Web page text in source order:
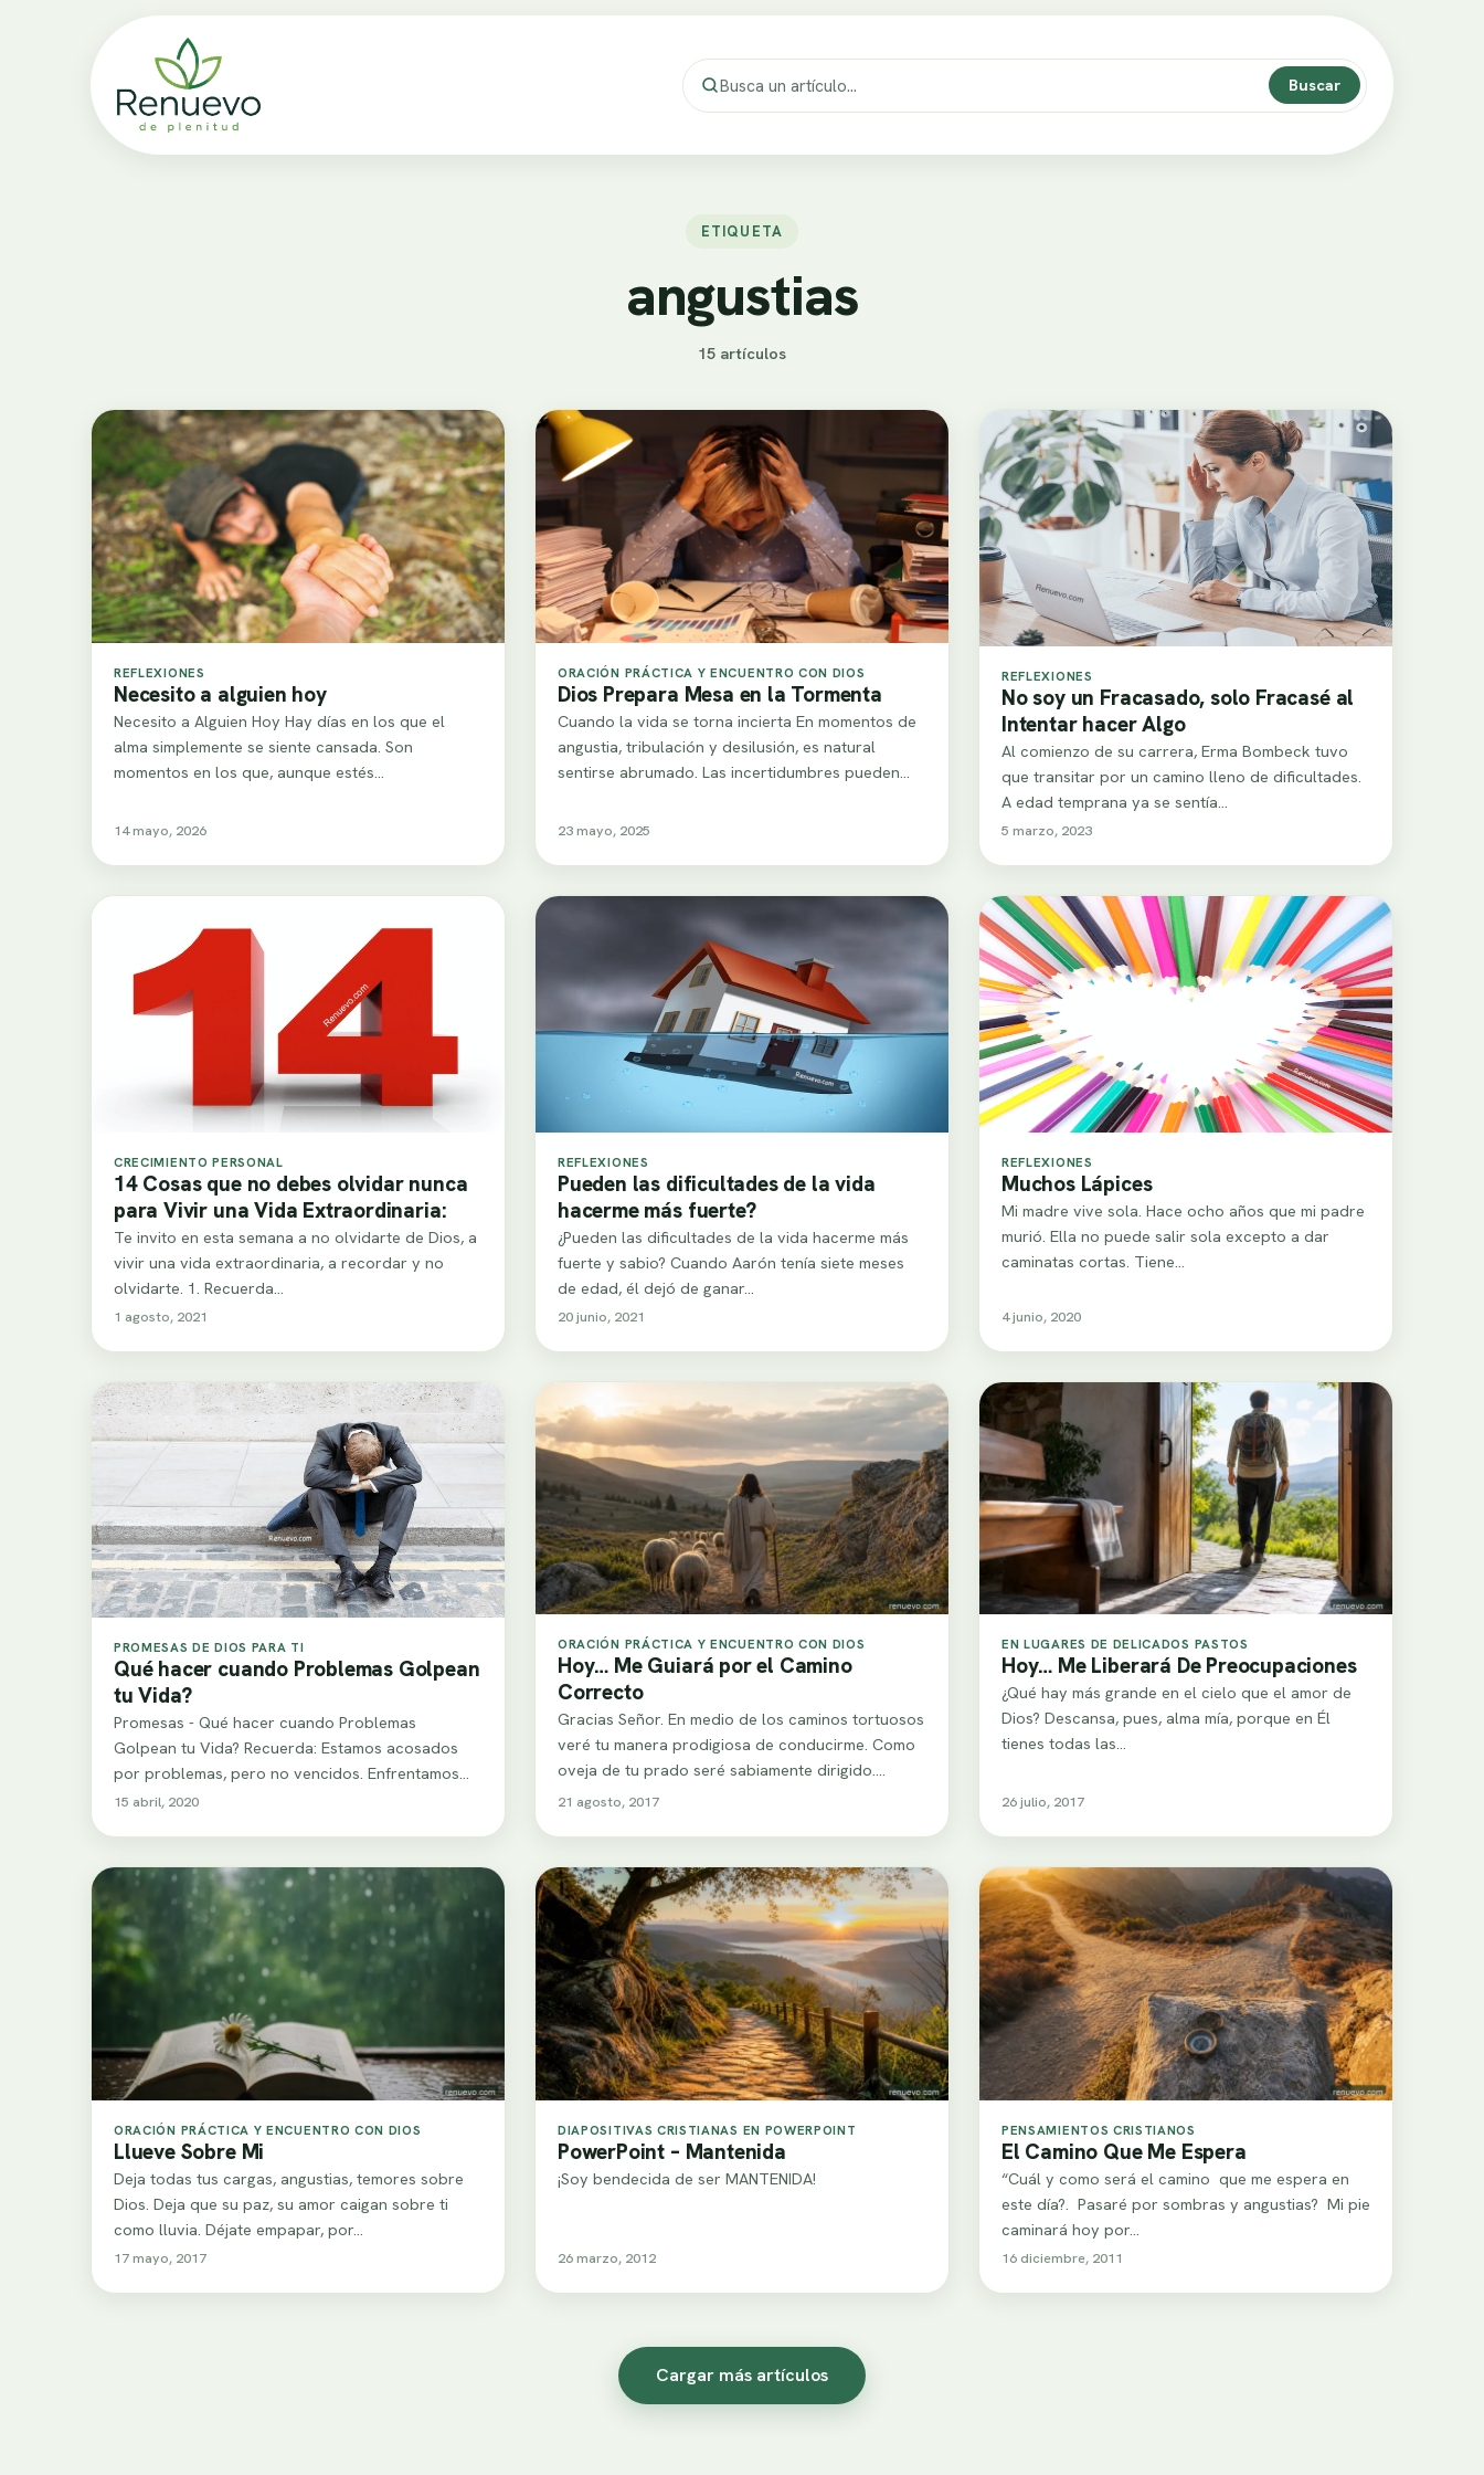
Buscar
ETIQUETA
angustias
15 artículos
REFLEXIONES
Necesito a alguien hoy
Necesito a Alguien Hoy Hay días en los que el
alma simplemente se siente cansada. Son
momentos en los que, aunque estés…
14 mayo, 2026
ORACIÓN PRÁCTICA Y ENCUENTRO CON DIOS
Dios Prepara Mesa en la Tormenta
Cuando la vida se torna incierta En momentos de
angustia, tribulación y desilusión, es natural
sentirse abrumado. Las incertidumbres pueden
23 mayo, 2025
REFLEXIONES
No soy un Fracasado, solo Fracasé al
Intentar hacer Algo
Al comienzo de su carrera, Erma Bombeck tuvo
que transitar por un camino lleno de dificultades.
A edad temprana ya se sentía…
5 marzo, 2023
CRECIMIENTO PERSONAL
14 Cosas que no debes olvidar nunca
para Vivir una Vida Extraordinaria:
Te invito en esta semana a no olvidarte de Dios, a
vivir una vida extraordinaria, a recordar y no
olvidarte. 1. Recuerda…
1 agosto, 2021
REFLEXIONES
Pueden las dificultades de la vida
hacerme más fuerte?
¿Pueden las dificultades de la vida hacerme más
fuerte y sabio? Cuando Aarón tenía siete meses
de edad, él dejó de ganar…
20 junio, 2021
REFLEXIONES
Muchos Lápices
Mi madre vive sola. Hace ocho años que mi padre
murió. Ella no puede salir sola excepto a dar
caminatas cortas. Tiene…
4 junio, 2020
PROMESAS DE DIOS PARA TI
Qué hacer cuando Problemas Golpean
tu Vida?
Promesas - Qué hacer cuando Problemas
Golpean tu Vida? Recuerda: Estamos acosados
por problemas, pero no vencidos. Enfrentamos
grandes dificultades, pero no…
15 abril, 2020
ORACIÓN PRÁCTICA Y ENCUENTRO CON DIOS
Hoy… Me Guiará por el Camino
Correcto
Gracias Señor. En medio de los caminos tortuosos
veré tu manera prodigiosa de conducirme. Como
oveja de tu prado seré sabiamente dirigido.…
21 agosto, 2017
EN LUGARES DE DELICADOS PASTOS
Hoy… Me Liberará De Preocupaciones
¿Qué hay más grande en el cielo que el amor de
Dios? Descansa, pues, alma mía, porque en Él
tienes todas las…
26 julio, 2017
ORACIÓN PRÁCTICA Y ENCUENTRO CON DIOS
Llueve Sobre Mi
Deja todas tus cargas, angustias, temores sobre
Dios. Deja que su paz, su amor caigan sobre ti
como lluvia. Déjate empapar, por…
17 mayo, 2017
DIAPOSITIVAS CRISTIANAS EN POWERPOINT
PowerPoint – Mantenida
¡Soy bendecida de ser MANTENIDA!
26 marzo, 2012
PENSAMIENTOS CRISTIANOS
El Camino Que Me Espera
“Cuál y como será el camino que me espera en
este día?. Pasaré por sombras y angustias? Mi pie
caminará hoy por…
16 diciembre, 2011
Cargar más artículos